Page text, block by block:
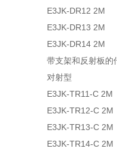
E3JK-DR12
E3JK-DR13
E3JK-DR14
带支架和反射板的
对射型
E3JK-TR11-C 2M
E3JK-TR12-C 2M
E3JK-TR13-C 2M
E3JK-TR14-C 2M